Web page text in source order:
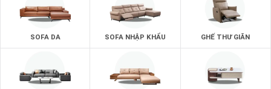
SOFA DA SOFA NHẬP KHẨU GHẾ THƯ GIÃN